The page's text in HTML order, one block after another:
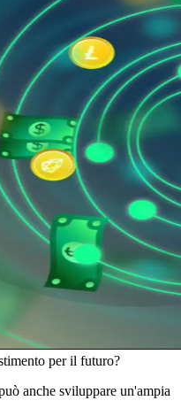
per il futuro?
anche sviluppare un'ampia